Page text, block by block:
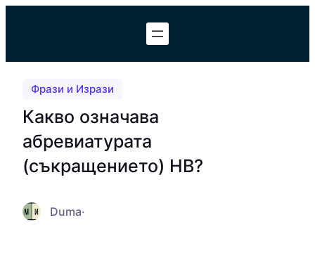
Фрази и Изрази
Какво означава
абревиатурата
(съкращението) НВ?
Duma·